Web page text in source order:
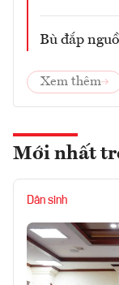
Bù đắp
Xem thêm
Mới nhất
Dân sinh